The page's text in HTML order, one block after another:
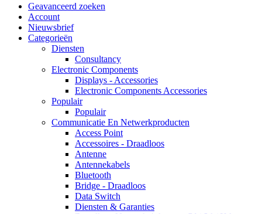
Geavanceerd zoeken
Account
Nieuwsbrief
Categorieën
Diensten
Consultancy
Electronic Components
Displays - Accessories
Electronic Components Accessories
Populair
Populair
Communicatie En Netwerkproducten
Access Point
Accessoires - Draadloos
Antenne
Antennekabels
Bluetooth
Bridge - Draadloos
Data Switch
Diensten & Garanties